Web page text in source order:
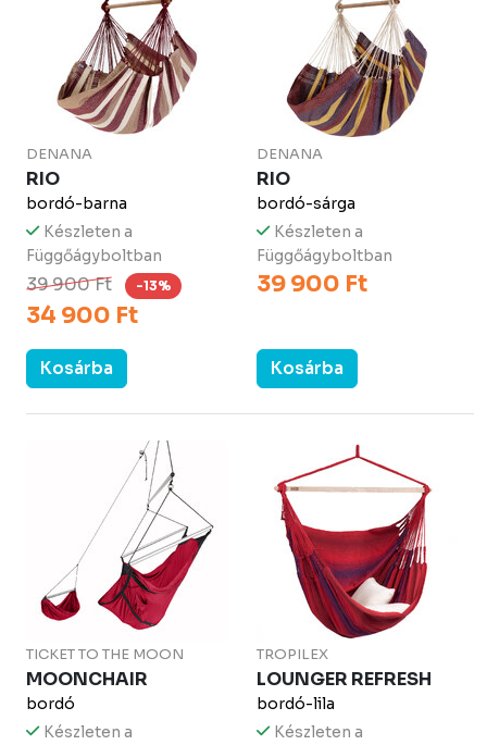
DENANA
RIO
bordó-barna
Készleten a
Függőágyboltban
39 900 Ft -13%
34 900 Ft
Kosárba
DENANA
RIO
bordó-sárga
Készleten a
Függőágyboltban
39 900 Ft
Kosárba
TICKET TO THE MOON
MOONCHAIR
bordó
Készleten a
TROPILEX
LOUNGER REFRESH
bordó-lila
Készleten a